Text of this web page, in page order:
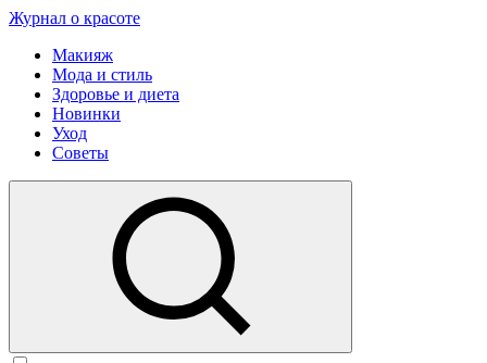
Журнал о красоте
Макияж
Мода и стиль
Здоровье и диета
Новинки
Уход
Советы